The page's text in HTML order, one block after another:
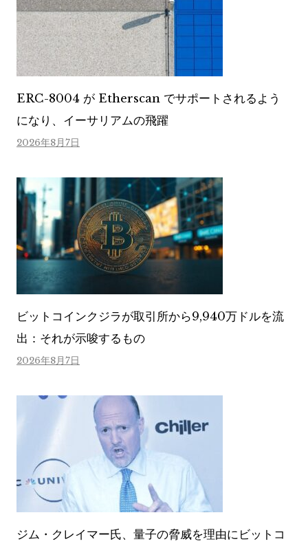
ERC-8004 が Etherscan でサポートされるよう
になり、イーサリアムの飛躍
2026年8月7日
ビットコインクジラが取引所から9,940万ドルを流
出：それが示唆するもの
2026年8月7日
ジム・クレイマー氏、量子の脅威を理由にビットコ